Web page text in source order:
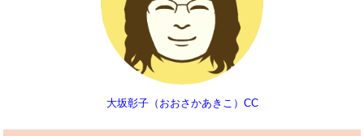
大坂彰子（おおさかあきこ）CC